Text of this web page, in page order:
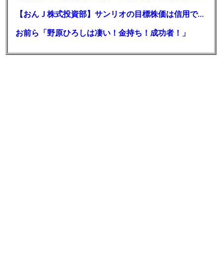
【おんＪ株式投資部】サンリオの目標株価は信用できるか？ゲーム部門新設は期待できるかも？
お前ら「野原ひろしは凄い！金持ち！成功者！」